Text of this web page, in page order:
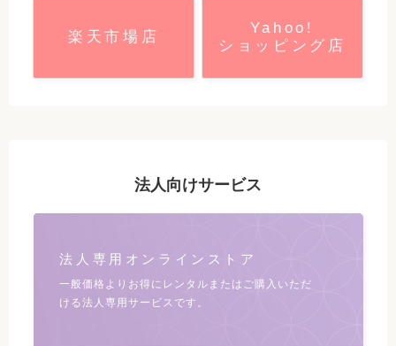
楽天市場店
Yahoo!
ショッピング店
法人向けサービス
法人専用オンラインストア
一般価格よりお得にレンタルまたは ご購入いただ
ける法人専用サービスです。